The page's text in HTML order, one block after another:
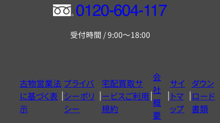
フ
ー
ヤ
ル
0120604117
受付時間 / 9:00～18:00
古物営業法
に基づく表
示
プライバ
シーポリ
シー
宅配買取サ
ービスご利用
規約
会
社
概
要
サイ
トマ
ップ
ダウン
ロード
書類